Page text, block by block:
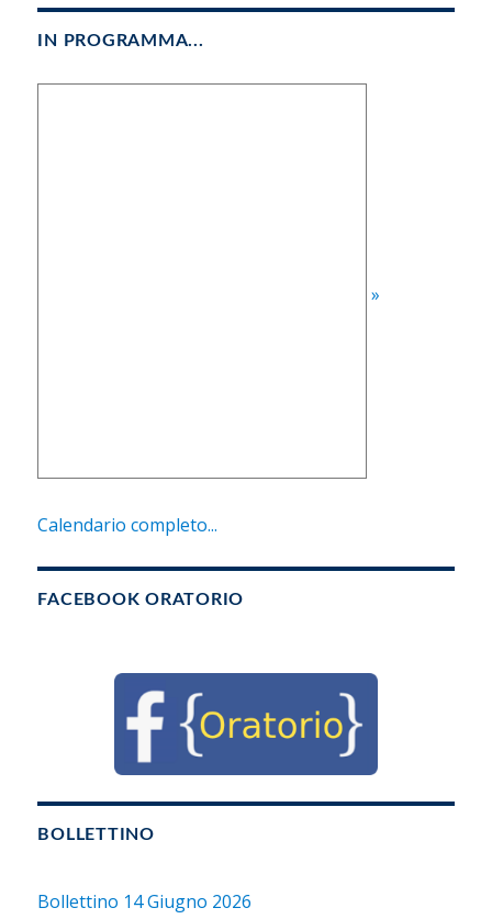
IN PROGRAMMA...
»
Calendario completo...
FACEBOOK ORATORIO
BOLLETTINO
Bollettino 14 Giugno 2026